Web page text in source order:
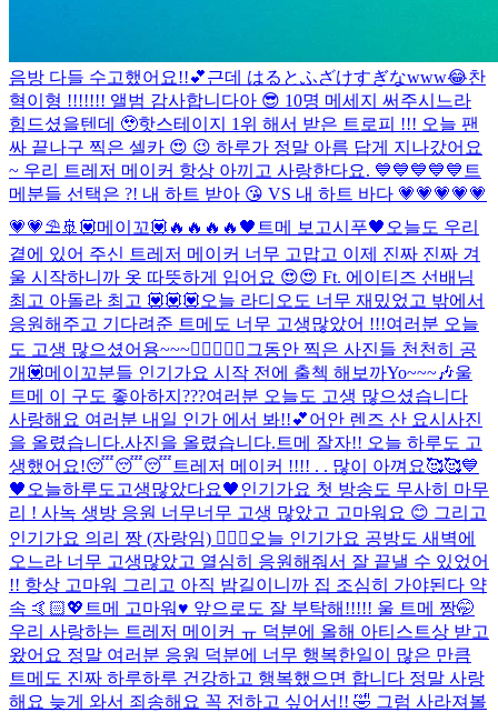
음방 다들 수고했어요!!💕근데 はるとふざけすぎなwww😂찬
혁이형 !!!!!!! 앨범 감사합니다아 😎 10명 메세지 써주시느라
힘드셨을텐데 🥹핫스테이지 1위 해서 받은 트로피 !!! 오늘 팬
싸 끝나구 찍은 셀카 😍 😉 하루가 정말 아름 답게 지나갔어요
~ 우리 트레저 메이커 항상 아끼고 사랑한다요. 💙💙💙💙💙 트
메분들 선택은 ?! 내 하트 받아 😘 VS 내 하트 바다 💗💗💗💗💗
💗💗⛱️🚢 💟메이꼬💟 🔥🔥🔥🔥 🖤트메 보고시푸🖤 오늘도 우리
곁에 있어 주신 트레저 메이커 너무 고맙고 이제 진짜 진짜 겨
울 시작하니까 옷 따뜻하게 입어요 😍😍 Ft. 에이티즈 선배님
최고 아돌라 최고 💟💟💟오늘 라디오도 너무 재밌었고 밖에서
응원해주고 기다려준 트메도 너무 고생많았어 !!!여러분 오늘
도 고생 많으셨어용~~~👍🏼👍🏼🥳 그동안 찍은 사진들 천천히 공
개💟메이꼬분들 인기가요 시작 전에 출첵 해보까Yo~~~🎶울
트메 이 구도 좋아하지???여러분 오늘도 고생 많으셨습니다
사랑해요 여러분 내일 인가 에서 봐!!💕어안 렌즈 산 요시 사진
을 올렸습니다.사진을 올렸습니다. 트메 잘자!! 오늘 하루도 고
생했어요!😴😴😴 트레저 메이커 !!!! . . 많이 아껴요🥰🥰💙
🖤오늘하루도고생많았다요🖤인기가요 첫 방송도 무사히 마무
리 ! 사녹 생방 응원 너무너무 고생 많았고 고마워요 😊 그리고
인기가요 의리 짱 (자랑임) 👍🏻😘 오늘 인기가요 공방도 새벽에
오느라 너무 고생많았고 열심히 응원해줘서 잘 끝낼 수 있었어
!! 항상 고마워 그리고 아직 밤길이니까 집 조심히 가야된다 약
속 🤙🏻💖 트메 고마워♥️ 앞으로도 잘 부탁해!!!!! 울 트메 짱🤭
우리 사랑하는 트레저 메이커 ㅠ 덕분에 올해 아티스트상 받고
왔어요 정말 여러분 응원 덕분에 너무 행복한일이 많은 만큼
트메도 진짜 하루하루 건강하고 행복했으면 합니다 정말 사랑
해요 늦게 와서 죄송해요 꼭 전하고 싶어서!! 🤣 그럼 사라져볼